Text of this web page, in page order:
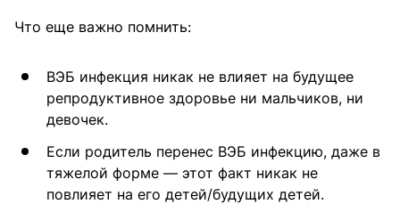
Что еще важно помнить:
ВЭБ инфекция никак не влияет на будущее
репродуктивное здоровье ни мальчиков, ни
девочек.
Если родитель перенес ВЭБ инфекцию, даже в
тяжелой форме — этот факт никак не
повлияет на его детей/будущих детей.